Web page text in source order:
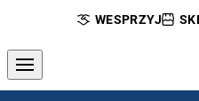
WESPRZYJ